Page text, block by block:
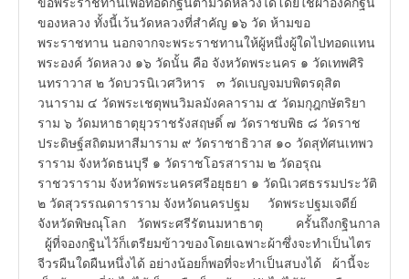
ขอพระราชทานเพื่อทอดกฐินตามวัดหลวงได้โดยใช้ผ้าองค์กฐิน
ของหลวง ทั้งนี้เว้นวัดหลวงที่สำคัญ ๑๖ วัด ห้ามขอ
พระราชทาน นอกจากจะพระราชทานให้ผู้หนึ่งผู้ใดไปทอดแทน
พระองค์ วัดหลวง ๑๖ วัดนั้น คือ จังหวัดพระนคร ๑ วัดเทพศิริ
นทราวาส ๒ วัดบวรนิเวศวิหาร ๓ วัดเบญจมบพิตรดุสิต
วนาราม ๔ วัดพระเชตุพนวิมลมังคลาราม ๕ วัดมกุฎกษัตริยา
ราม ๖ วัดมหาธาตุยุวราชรังสฤษดิ์ ๗ วัดราชบพิธ ๘ วัดราช
ประดิษฐ์สถิตมหาสีมาราม ๙ วัดราชาธิวาส ๑๐ วัดสุทัศนเทพว
ราราม จังหวัดธนบุรี ๑ วัดราชโอรสาราม ๒ วัดอรุณ
ราชวราราม จังหวัดพระนครศรีอยุธยา ๑ วัดนิเวศธรรมประวัติ
๒ วัดสุวรรณดาราราม จังหวัดนครปฐม วัดพระปฐมเจดีย์
จังหวัดพิษณุโลก วัดพระศรีรัตนมหาธาตุ ครั้นถึงกฐินกาล
ผู้ที่จองกฐินไว้ก็เตรียมข้าวของโดยเฉพาะผ้าซึ่งจะทำเป็นไตร
จีวรผืนใดผืนหนึ่งได้ อย่างน้อยก็พอที่จะทำเป็นสบงได้ ผ้านี้จะ